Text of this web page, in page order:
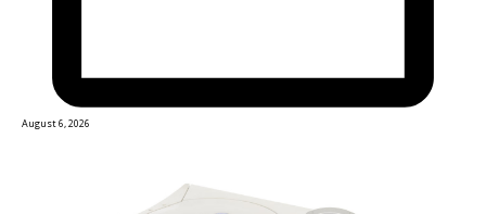
August 6, 2026